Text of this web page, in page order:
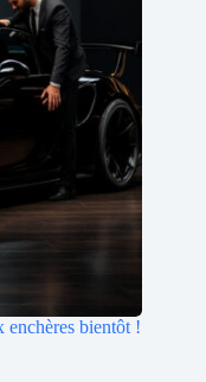
enchères bientôt !